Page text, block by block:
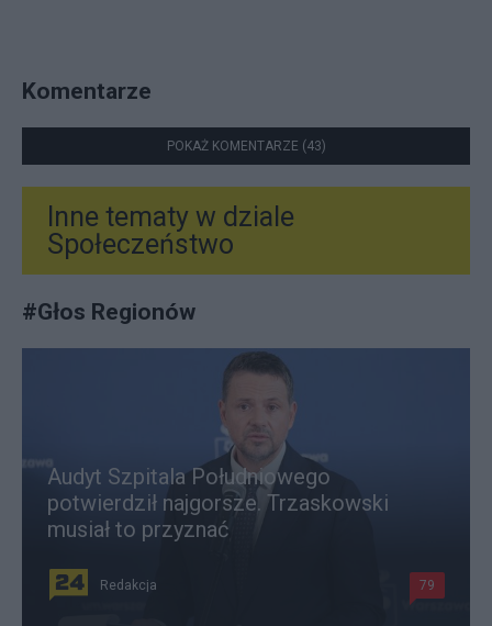
Komentarze
POKAŻ KOMENTARZE (43)
Inne tematy w dziale
Społeczeństwo
#Głos Regionów
Audyt Szpitala Południowego
potwierdził najgorsze. Trzaskowski
musiał to przyznać
Redakcja 79